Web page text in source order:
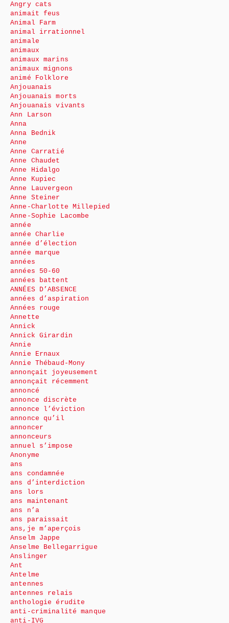
Angry cats
animait feus
Animal Farm
animal irrationnel
animale
animaux
animaux marins
animaux mignons
animé Folklore
Anjouanais
Anjouanais morts
Anjouanais vivants
Ann Larson
Anna
Anna Bednik
Anne
Anne Carratié
Anne Chaudet
Anne Hidalgo
Anne Kupiec
Anne Lauvergeon
Anne Steiner
Anne-Charlotte Millepied
Anne-Sophie Lacombe
année
année Charlie
année d’élection
année marque
années
années 50-60
années battent
ANNÉES D’ABSENCE
années d’aspiration
Années rouge
Annette
Annick
Annick Girardin
Annie
Annie Ernaux
Annie Thébaud-Mony
annonçait joyeusement
annonçait récemment
annoncé
annonce discrète
annonce l’éviction
annonce qu’il
annoncer
annonceurs
annuel s’impose
Anonyme
ans
ans condamnée
ans d’interdiction
ans lors
ans maintenant
ans n’a
ans paraissait
ans,je m’aperçois
Anselm Jappe
Anselme Bellegarrigue
Anslinger
Ant
Antelme
antennes
antennes relais
anthologie érudite
anti-criminalité manque
anti-IVG